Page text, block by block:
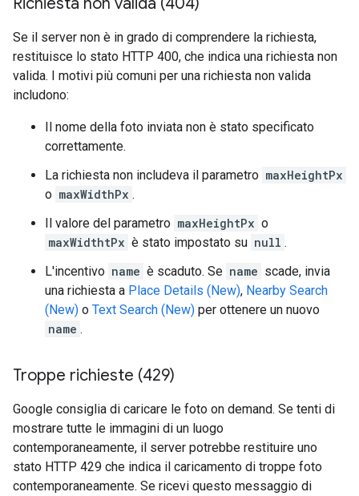
Se il server non è in grado di comprendere la richiesta,
restituisce lo stato HTTP 400, che indica una richiesta non
valida. I motivi più comuni per una richiesta non valida
includono:
Il nome della foto inviata non è stato specificato
correttamente.
La richiesta non includeva il parametro maxHeightPx
o maxWidthPx .
Il valore del parametro maxHeightPx o
maxWidthtPx è stato impostato su null .
L'incentivo name è scaduto. Se name scade, invia
una richiesta a Place Details (New), Nearby Search
(New) o Text Search (New) per ottenere un nuovo
name .
Troppe richieste (429)
Google consiglia di caricare le foto on demand. Se tenti di
mostrare tutte le immagini di un luogo
contemporaneamente, il server potrebbe restituire uno
stato HTTP 429 che indica il caricamento di troppe foto
contemporaneamente. Se ricevi questo messaggio di